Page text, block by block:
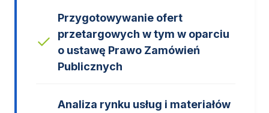
Przygotowywanie ofert
przetargowych w tym w oparciu
o ustawę Prawo Zamówień
Publicznych
Analiza rynku usług i materiałów